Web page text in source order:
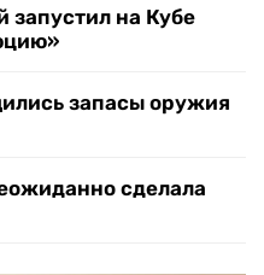
запустил на Кубе
запасы оружия
сделала